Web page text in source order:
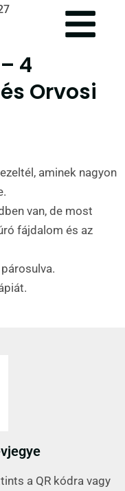
4
Orvosi
aminek nagyon
van, de most
fájdalom és az
a QR kódra vagy